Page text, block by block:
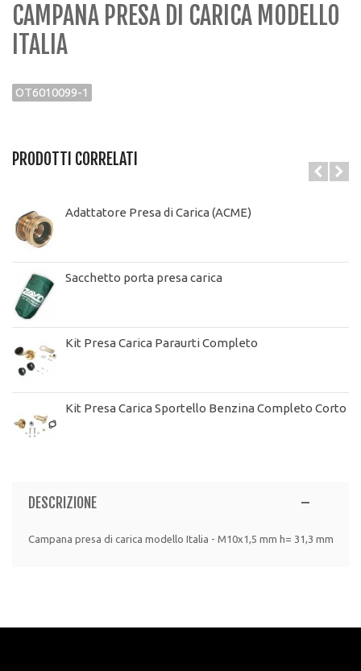
CAMPANA PRESA DI CARICA MODELLO
ITALIA
OT6010099-1
PRODOTTI CORRELATI
Adattatore Presa di Carica (ACME)
Sacchetto porta presa carica
Kit Presa Carica Paraurti Completo
Kit Presa Carica Sportello Benzina Completo Corto
DESCRIZIONE
Campana presa di carica modello Italia - M10x1,5 mm h= 31,3 mm